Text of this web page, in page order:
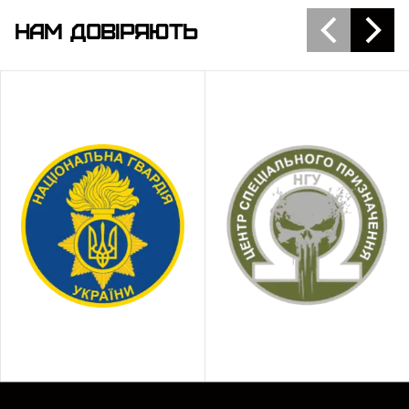
самооборони
спортивні форми
Спортивна
стрільба
Вибір варто робити свідомо і конкретно під свої
цілі – будь то просте тренування влучності або
серйозна підготовка до змагань.
наближена до бойових
умов. Рекомендую для
тих, хто хоче відточити
НАМ ДОВІРЯЮТЬ